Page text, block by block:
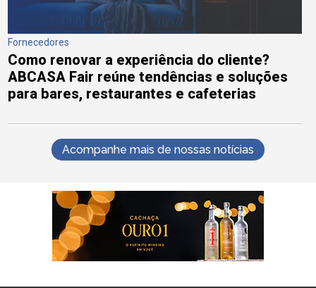
Fornecedores
Como renovar a experiência do cliente?
ABCASA Fair reúne tendências e soluções
para bares, restaurantes e cafeterias
Acompanhe mais de nossas notícias